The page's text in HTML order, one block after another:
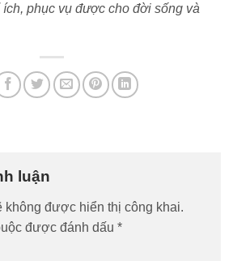
ích, phục vụ được cho đời sống và
luận
không được hiển thị công khai.
được đánh dấu *